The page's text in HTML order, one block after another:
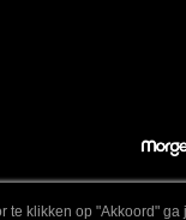
klikken op "Akkoord"